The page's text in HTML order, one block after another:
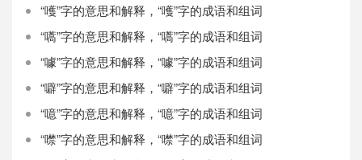
“嚄”字的意思和解释，“嚄”字的成语和组词
“嚆”字的意思和解释，“嚆”字的成语和组词
“噱”字的意思和解释，“噱”字的成语和组词
“噼”字的意思和解释，“噼”字的成语和组词
“噫”字的意思和解释，“噫”字的成语和组词
“噤”字的意思和解释，“噤”字的成语和组词